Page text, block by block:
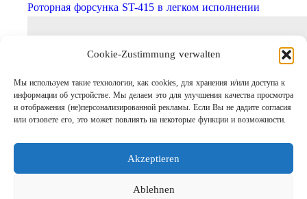
Cookie-Zustimmung verwalten
Мы используем такие технологии, как cookies, для хранения и/или доступа к
информации об устройстве. Мы делаем это для улучшения качества просмотра
и отображения (не)персонализированной рекламы. Если Вы не дадите согласия
или отзовете его, это может повлиять на некоторые функции и возможности.
Akzeptieren
Ablehnen
Роторная форсунка ST-415 в легком исполнении